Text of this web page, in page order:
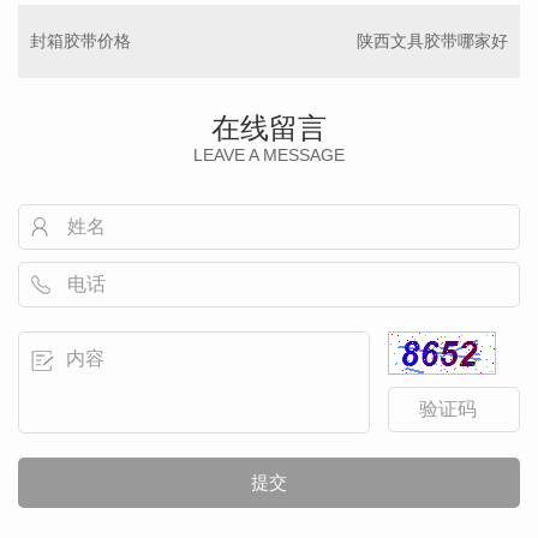
封箱胶带价格 陕西文具胶带哪家好
在线留言
LEAVE A MESSAGE